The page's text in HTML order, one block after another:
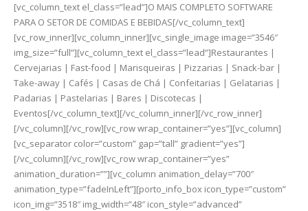
[vc_column_text el_class=”lead”]O MAIS COMPLETO SOFTWARE
PARA O SETOR DE COMIDAS E BEBIDAS[/vc_column_text]
[vc_row_inner][vc_column_inner][vc_single_image image=”3546″
img_size=”full”][vc_column_text el_class=”lead”]Restaurantes |
Cervejarias | Fast-food | Marisqueiras | Pizzarias | Snack-bar |
Take-away | Cafés | Casas de Chá | Confeitarias | Gelatarias |
Padarias | Pastelarias | Bares | Discotecas |
Eventos[/vc_column_text][/vc_column_inner][/vc_row_inner]
[/vc_column][/vc_row][vc_row wrap_container=”yes”][vc_column]
[vc_separator color=”custom” gap=”tall” gradient=”yes”]
[/vc_column][/vc_row][vc_row wrap_container=”yes”
animation_duration=””][vc_column animation_delay=”700″
animation_type=”fadeInLeft”][porto_info_box icon_type=”custom”
icon_img=”3518″ img_width=”48″ icon_style=”advanced”